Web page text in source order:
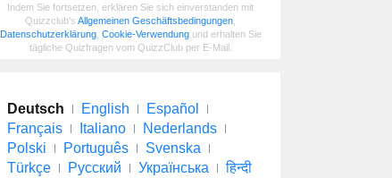
Indem Sie fortsetzen, erklären Sie sich einverstanden mit
Quizzclub's Allgemeinen Geschäftsbedingungen
Datenschutzerklärung, Cookie-Verwendungund erhalten Sie
tägliche Quizfragen vom QuizzClub per E-Mail.
Deutsch English
Español
Français
Italiano
Nederlands
Polski
Português
Svenska
Türkçe
Русский Українська
हिन्दी